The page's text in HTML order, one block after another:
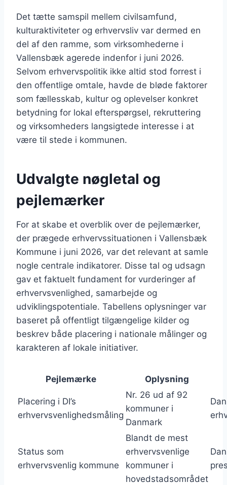
Det tætte samspil mellem civilsamfund,
kulturaktiviteter og erhvervsliv var dermed en
del af den ramme, som virksomhederne i
Vallensbæk agerede indenfor i juni 2026.
Selvom erhvervspolitik ikke altid stod forrest i
den offentlige omtale, havde de bløde faktorer
som fællesskab, kultur og oplevelser konkret
betydning for lokal efterspørgsel, rekruttering
og virksomheders langsigtede interesse i at
være til stede i kommunen.
Udvalgte nøgletal og
pejlemærker
For at skabe et overblik over de pejlemærker,
der prægede erhvervssituationen i Vallensbæk
Kommune i juni 2026, var det relevant at samle
nogle centrale indikatorer. Disse tal og udsagn
gav et faktuelt fundament for vurderinger af
erhvervsvenlighed, samarbejde og
udviklingspotentiale. Tabellens oplysninger var
baseret på offentligt tilgængelige kilder og
beskrev både placering i nationale målinger og
karakteren af lokale initiativer.
Pejlemærke Oplysning
Placering i DI’s
erhvervsvenlighedsmåling
Nr. 26 ud af 92
kommuner i
Danmark
Status som
erhvervsvenlig kommune
Blandt de mest
erhvervsvenlige
kommuner i
hovedstadsområdet